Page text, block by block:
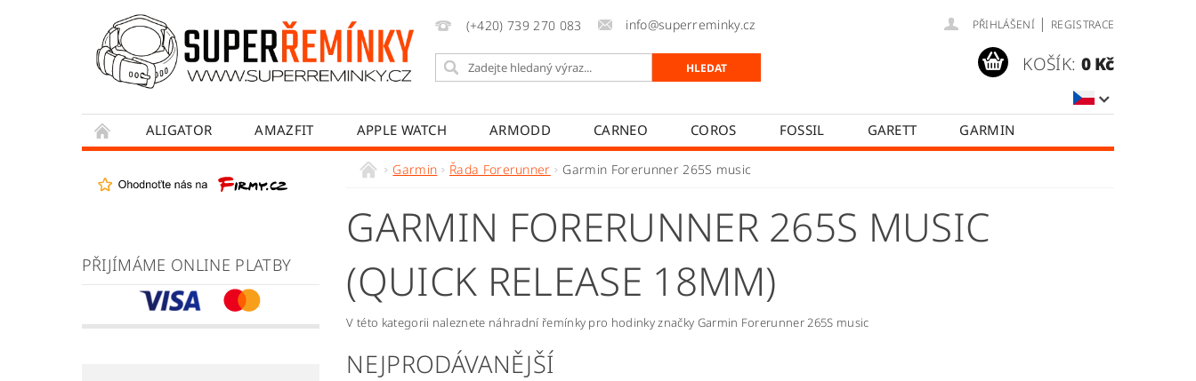
(+420) 739 270 083 info@superreminky.cz PŘIHLÁŠENÍ | REGISTRACE
KOŠÍK: 0 Kč
ALIGATOR AMAZFIT APPLE WATCH ARMODD CARNEO COROS FOSSIL GARETT
GARMIN
MYKRONOZ NEOGO POLAR REALME
WITHINGS
WOWME
JAK NAKUPOVAT JAK REKLAMOVAT JAK ODSTOUPIT OD SMLOUVY
PŘIJÍMÁME ONLINE PLATBY
Garmin Řada Forerunner Garmin Forerunner 265S music
GARMIN FORERUNNER 265S MUSIC
(QUICK RELEASE 18MM)
V této kategorii naleznete náhradní řemínky pro hodinky značky Garmin Forerunner 265S music
NEJPRODÁVANĚJŠÍ